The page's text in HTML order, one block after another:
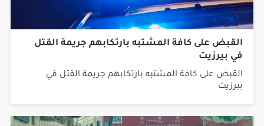
القبض على كافة المشتبه بارتكابهم جريمة القتل
في بيرزيت
القبض على كافة المشتبه بارتكابهم جريمة القتل في
بيرزيت